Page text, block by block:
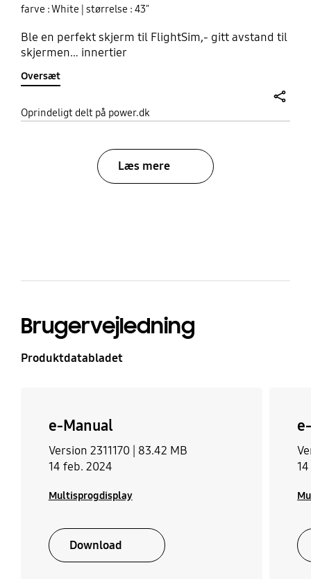
farve : White | størrelse : 43"
Ble en perfekt skjerm til FlightSim,- gitt avstand til
skjermen… innertier
Oversæt
Oprindeligt delt på power.dk
Læs mere
Brugervejledning
Produktdatabladet
e-Manual
Version 2311170 | 83.42 MB
14 feb. 2024
Multisprogdisplay
Download